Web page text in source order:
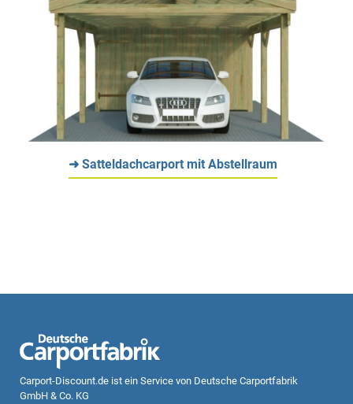
➜ Satteldachcarport mit Abstellraum
Carport-Discount.de ist ein Service von Deutsche Carportfabrik
GmbH & Co. KG